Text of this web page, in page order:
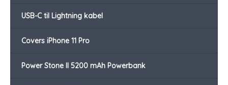
USB-C til Lightning kabel
Covers iPhone 11 Pro
Power Stone II 5200 mAh Powerbank